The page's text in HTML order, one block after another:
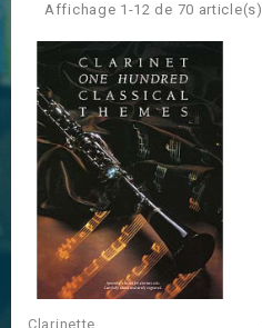
Affichage 1-12 de 70 article(s)
Clarinette